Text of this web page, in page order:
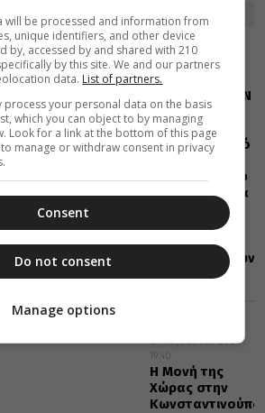
ΔΙΑΦΟΡΑ
ΕΛΛΑΔΑ
07 Αυγούστου 2026
20:00
Η LEROY MERLIN
στηρίζει τον
Ελληνικό
Ερυθρό Σταυρό
επιχειρησιακού
εξοπλισμού για
αντιμετώπιση
των
καταστροφικών
πυρκαγιών
07 Αυγούστου 2026
19:40
Η Μονή της
Χώρας στην
will be processed and information from
unique identifiers, and other device
by, accessed by and shared with 210
by this site. We and our partners
data. List of partners.
process your personal data on the basis
which you can object to by managing
Look for a link at the bottom of this page
manage or withdraw consent in privacy
Consent
Do not consent
Manage options